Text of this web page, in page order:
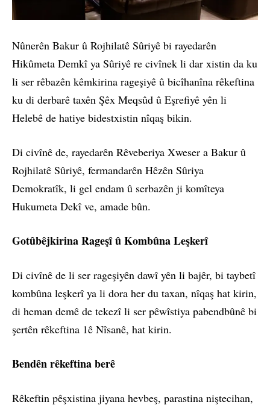
Nûnerên Bakur û Rojhilatê Sûriyê bi rayedarên
Hikûmeta Demkî ya Sûriyê re civînek li dar xistin da ku
li ser rêbazên kêmkirina rageşiyê û bicîhanîna rêkeftina
ku di derbarê taxên Şêx Meqsûd û Eşrefiyê yên li
Helebê de hatiye bidestxistin nîqaş bikin.
Di civînê de, rayedarên Rêveberiya Xweser a Bakur û
Rojhilatê Sûriyê, fermandarên Hêzên Sûriya
Demokratîk, li gel endam û serbazên ji komîteya
Hukumeta Dekî ve, amade bûn.
Gotûbêjkirina Rageşî û Kombûna Leşkerî
Di civînê de li ser rageşiyên dawî yên li bajêr, bi taybetî
kombûna leşkerî ya li dora her du taxan, nîqaş hat kirin,
di heman demê de tekezî li ser pêwîstiya pabendbûnê bi
şertên rêkeftina 1ê Nîsanê, hat kirin.
Bendên rêkeftina berê
Rêkeftin pêşxistina jiyana hevbeş, parastina niştecihan,